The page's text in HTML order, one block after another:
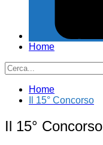
Home
Home
Il 15° Concorso
Il 15° Concorso